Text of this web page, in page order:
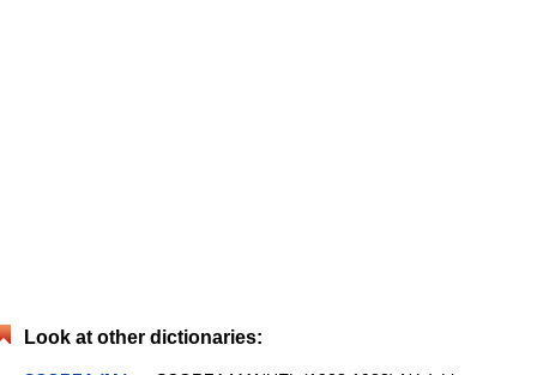
Look at other dictionaries: